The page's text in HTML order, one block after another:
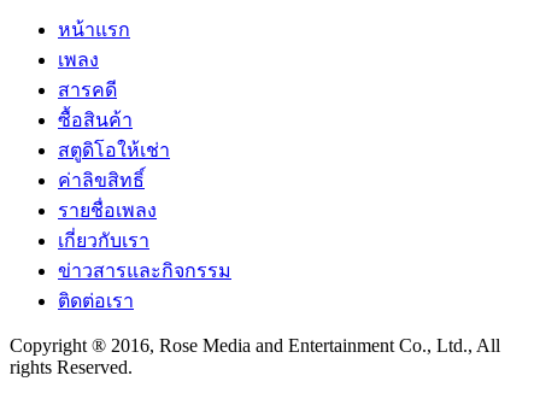
หน้าแรก
เพลง
สารคดี
ซื้อสินค้า
สตูดิโอให้เช่า
ค่าลิขสิทธิ์
รายชื่อเพลง
เกี่ยวกับเรา
ข่าวสารและกิจกรรม
ติดต่อเรา
Copyright ® 2016, Rose Media and Entertainment Co., Ltd., All
rights Reserved.